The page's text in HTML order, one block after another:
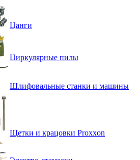
Цанги
Циркулярные пилы
Шлифовальные станки и машины
Щетки и крацовки Proxxon